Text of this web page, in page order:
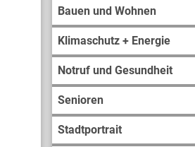
Bauen und Wohnen
Klimaschutz + Energie
Notruf und Gesundheit
Senioren
Stadtportrait